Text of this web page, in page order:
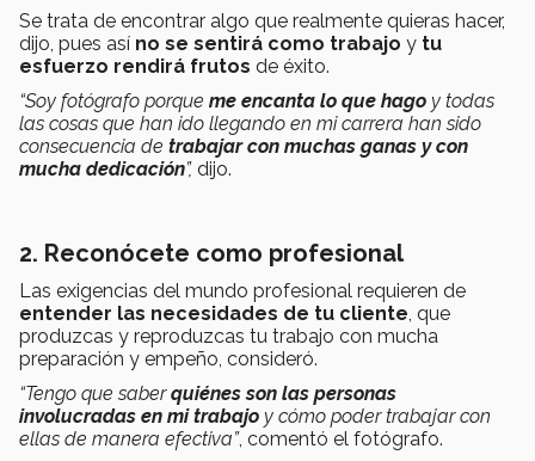
Se trata de encontrar algo que realmente quieras hacer,
dijo, pues así no se sentirá como trabajo y tu
esfuerzo rendirá frutos de éxito.
“Soy fotógrafo porque me encanta lo que hago y todas
las cosas que han ido llegando en mi carrera han sido
consecuencia de trabajar con muchas ganas y con
mucha dedicación”, dijo.
2. Reconócete como profesional
Las exigencias del mundo profesional requieren de
entender las necesidades de tu cliente, que
produzcas y reproduzcas tu trabajo con mucha
preparación y empeño, consideró.
“Tengo que saberquiénes son las personas
involucradas en mi trabajo y cómo poder trabajar con
ellas de manera efectiva”, comentó el fotógrafo.